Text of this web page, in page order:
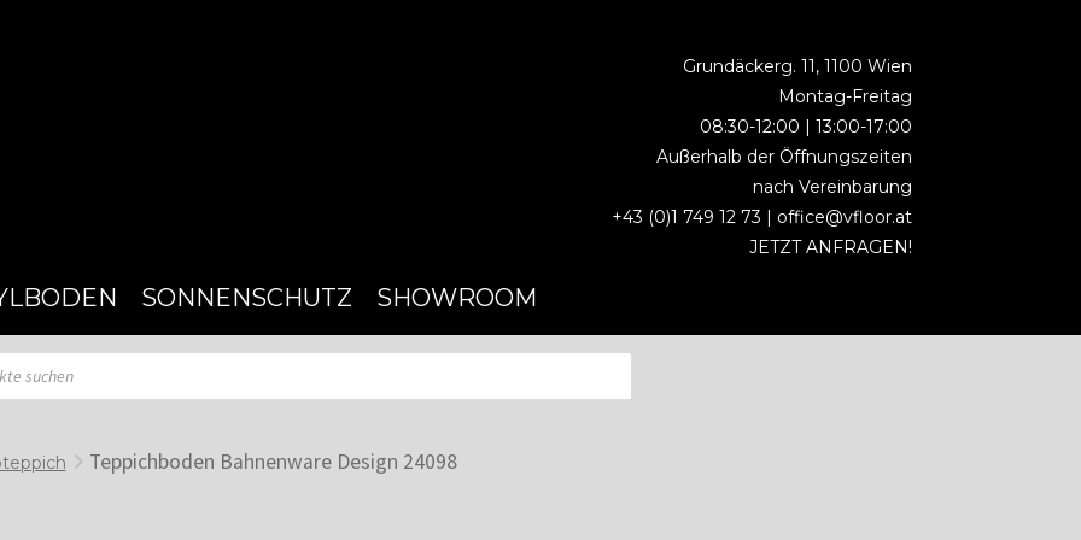
Grundäckerg. 11, 1100 Wien
Montag-Freitag
08:30-12:00 | 13:00-17:00
Außerhalb der Öffnungszeiten
nach Vereinbarung
+43 (0)1 749 12 73 | office@vfloor.at
JETZT ANFRAGEN!
SONNENSCHUTZ SHOWROOM
Teppichboden Bahnenware Design 24098